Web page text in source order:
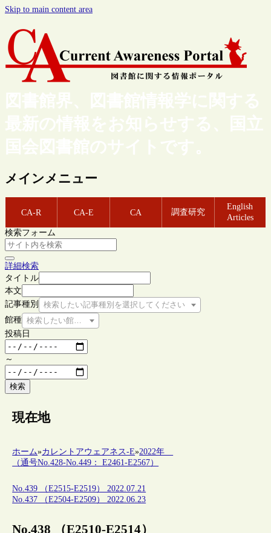
Skip to main content area
図書館界、図書館情報学に関する
最新の情報をお知らせする、国立
国会図書館のサイトです。
メインメニュー
CA-R CA-E CA 調査研究
English
Articles
検索フォーム
詳細検索
タイトル
本文
記事種別
検索したい記事種別を選択してください
館種 検索したい館種を選択してください
投稿日
～
検索
現在地
ホーム»カレントアウェアネス-E»2022年
（通号No.428-No.449： E2461-E2567）
No.439 （E2515-E2519） 2022.07.21
No.437 （E2504-E2509） 2022.06.23
No.438 （E2510-E2514）